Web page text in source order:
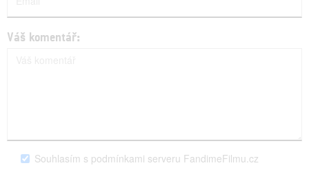
Váš komentář:
Souhlasím s podmínkami serveru FandimeFilmu.cz